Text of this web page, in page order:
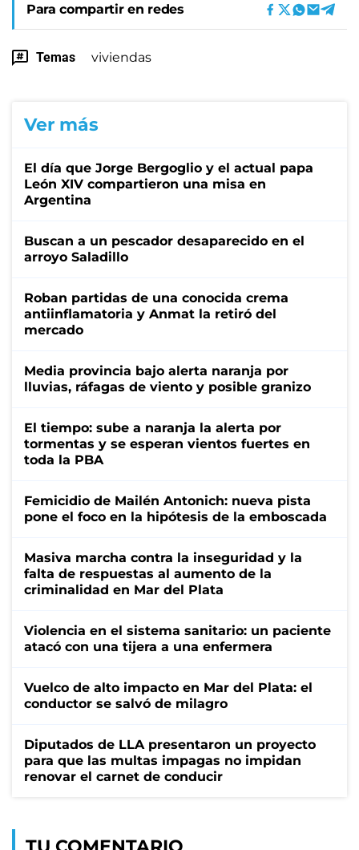
Para compartir en redes
Temas viviendas
Ver más
El día que Jorge Bergoglio y el actual papa
León XIV compartieron una misa en
Argentina
Buscan a un pescador desaparecido en el
arroyo Saladillo
Roban partidas de una conocida crema
antiinflamatoria y Anmat la retiró del
mercado
Media provincia bajo alerta naranja por
lluvias, ráfagas de viento y posible granizo
El tiempo: sube a naranja la alerta por
tormentas y se esperan vientos fuertes en
toda la PBA
Femicidio de Mailén Antonich: nueva pista
pone el foco en la hipótesis de la emboscada
Masiva marcha contra la inseguridad y la
falta de respuestas al aumento de la
criminalidad en Mar del Plata
Violencia en el sistema sanitario: un paciente
atacó con una tijera a una enfermera
Vuelco de alto impacto en Mar del Plata: el
conductor se salvó de milagro
Diputados de LLA presentaron un proyecto
para que las multas impagas no impidan
renovar el carnet de conducir